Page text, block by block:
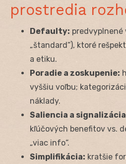
prostredia
Defaulty: predvyplnené
„štandard“), ktoré
a etiku.
Poradie a zoskupenie:
vyššiu voľbu;
náklady.
Saliencia a
kľúčových benefitov vs.
„viac info“.
Simplifikácia: kratšie